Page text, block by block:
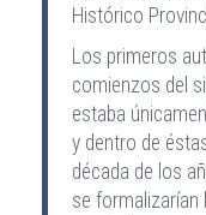
Histórico
Los primeros
comienzos del
estaba
y dentro de
década de los
se